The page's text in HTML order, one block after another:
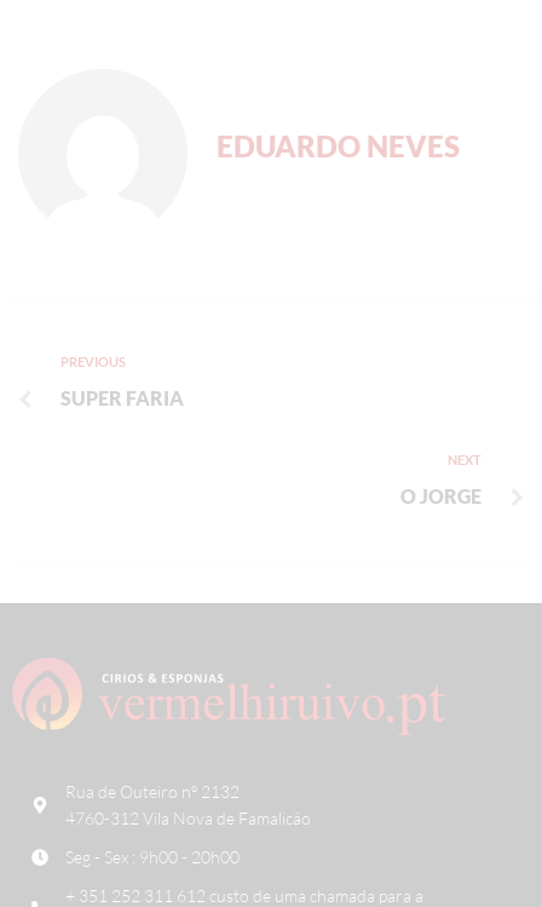
EDUARDO NEVES
PREVIOUS
SUPER FARIA
NEXT
O JORGE
Rua de Outeiro nº 2132
4760-312 Vila Nova de Famalicão
Seg - Sex : 9h00 - 20h00
+ 351 252 311 612 custo de uma chamada para a